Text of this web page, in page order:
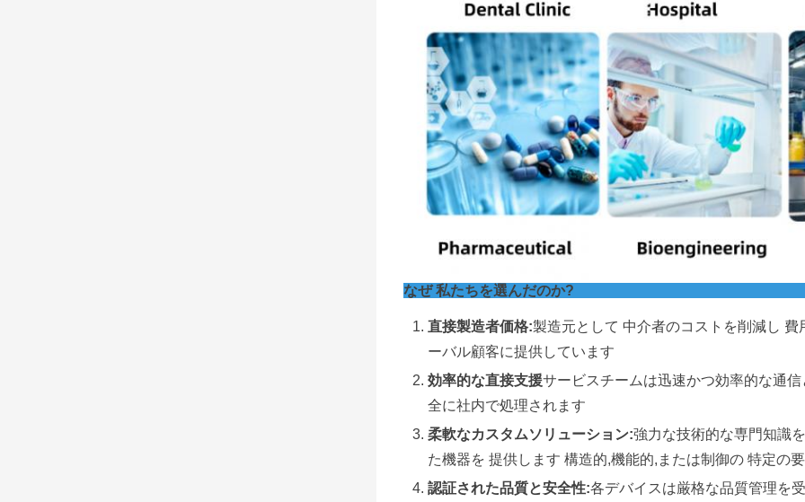
なぜ 私たちを選んだのか?
直接製造者価格:製造元として 中介者のコストを削減し
ーバル顧客に提供しています
効率的な直接支援サービスチームは迅速かつ効率的な通
全に社内で処理されます
柔軟なカスタムソリューション:強力な技術的な専門知識
た機器を 提供します 構造的,機能的,または制御の 特定の
認証された品質と安全性:各デバイスは厳格な品質管理を